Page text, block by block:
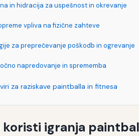
in hidracija za uspešnost in okrevanje
vpliva na fizične zahteve
za preprečevanje poškodb in ogrevanje
napredovanje in sprememba
za raziskave paintballa in fitnesa
Paintball kot celovita wellness dejavnost
koristi igranja